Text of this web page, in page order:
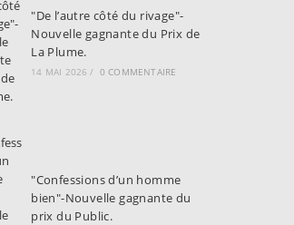
"De l’autre côté du rivage"-
Nouvelle gagnante du Prix de
La Plume.
14 MAI 2026 / 0 COMMENTAIRE
"Confessions d’un homme
bien"-Nouvelle gagnante du
prix du Public.